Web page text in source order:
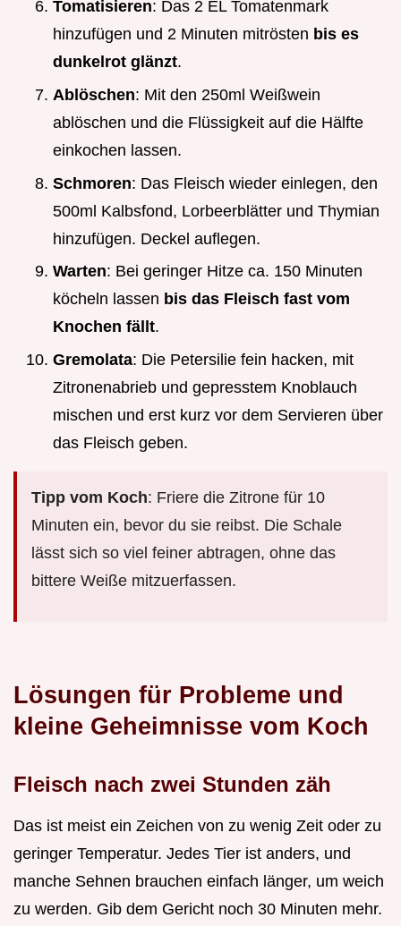
Tomatisieren: Das 2 EL Tomatenmark
hinzufügen und 2 Minuten mitrösten bis es
dunkelrot glänzt.
Ablöschen: Mit den 250ml Weißwein
ablöschen und die Flüssigkeit auf die Hälfte
einkochen lassen.
Schmoren: Das Fleisch wieder einlegen, den
500ml Kalbsfond, Lorbeerblätter und Thymian
hinzufügen. Deckel auflegen.
Warten: Bei geringer Hitze ca. 150 Minuten
köcheln lassen bis das Fleisch fast vom
Knochen fällt.
Gremolata: Die Petersilie fein hacken, mit
Zitronenabrieb und gepresstem Knoblauch
mischen und erst kurz vor dem Servieren über
das Fleisch geben.
Tipp vom Koch: Friere die Zitrone für 10
Minuten ein, bevor du sie reibst. Die Schale
lässt sich so viel feiner abtragen, ohne das
bittere Weiße mitzuerfassen.
Lösungen für Probleme und
kleine Geheimnisse vom Koch
Fleisch nach zwei Stunden zäh
Das ist meist ein Zeichen von zu wenig Zeit oder zu
geringer Temperatur. Jedes Tier ist anders, und
manche Sehnen brauchen einfach länger, um weich
zu werden. Gib dem Gericht noch 30 Minuten mehr.